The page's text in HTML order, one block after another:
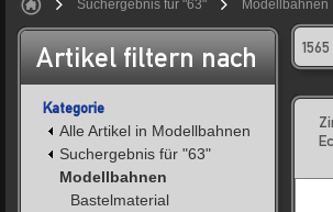
Suchergebnis für "63" Modellbahnen
Artikel filtern nach
Kategorie
Alle Artikel in Modellbahnen
Suchergebnis für "63"
Modellbahnen
Bastelmaterial